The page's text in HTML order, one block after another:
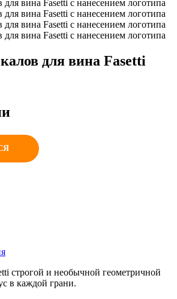
для вина Fasetti
строгой и необычной геометричной
в каждой грани.